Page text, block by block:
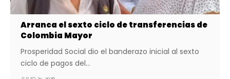
Arranca el sexto ciclo de transferencias de
Colombia Mayor
Prosperidad Social dio el banderazo inicial al sexto
ciclo de pagos del…